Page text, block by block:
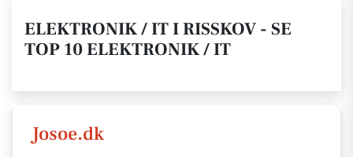
ELEKTRONIK / IT I RISSKOV - SE
TOP 10 ELEKTRONIK / IT
Josoe.dk